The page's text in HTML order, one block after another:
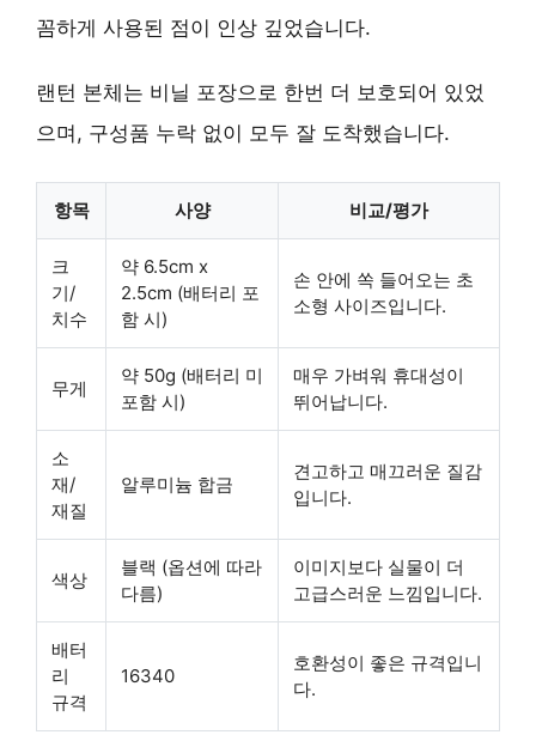
꼼하게 사용된 점이 인상 깊었습니다.
랜턴 본체는 비닐 포장으로 한번 더 보호되어 있었
으며, 구성품 누락 없이 모두 잘 도착했습니다.
항목 사양 비교/평가
크
기/
치수
약 6.5cm x
2.5cm (배터리 포
함 시)
손 안에 쏙 들어오는 초
소형 사이즈입니다.
무게
약 50g (배터리 미
포함 시)
매우 가벼워 휴대성이
뛰어납니다.
소
재/
재질
알루미늄 합금
견고하고 매끄러운 질감
입니다.
색상
블랙 (옵션에 따라
다름)
이미지보다 실물이 더
고급스러운 느낌입니다.
배터
리
규격
16340
호환성이 좋은 규격입니
다.